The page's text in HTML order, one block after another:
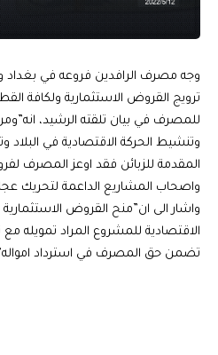
وجه مصرف الرافدين فروعه في بغداد
ترويج القروض الاستثمارية ولكافة
للمصرف في بيان تلقته الرشيد،
وتنشيط الحركة الاقتصادية في البلاد
المقدمة للزبائن فقد اوعز المصرف
واصحاب المشاريع الداعمة لتحريك عجلة
واشار الى ان”منح القروض
الاقتصادية للمشروع المراد تمويله مع
تضمن حق المصرف في استرداد